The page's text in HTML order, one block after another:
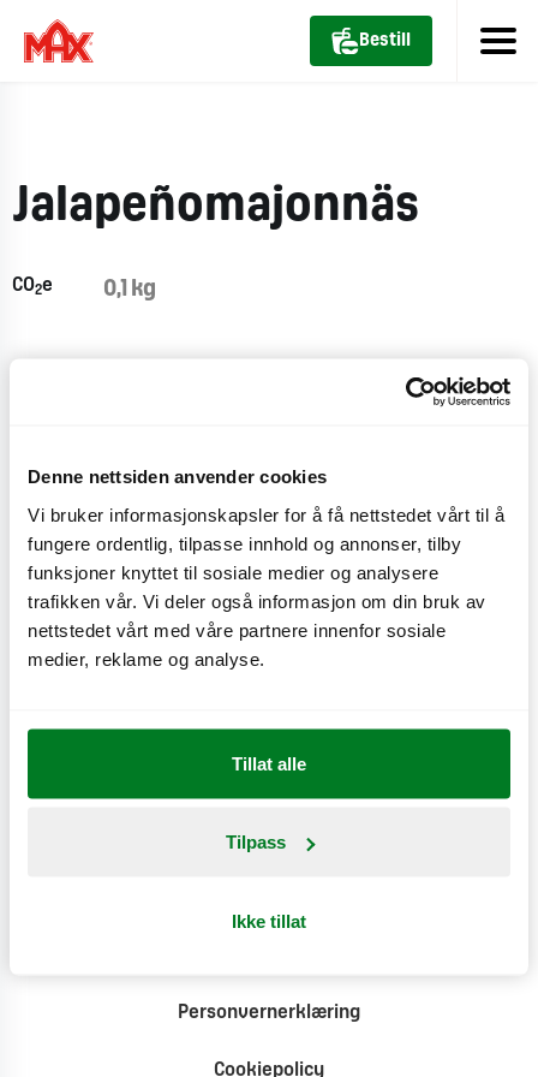
Denne nettsiden anvender cookies
Vi bruker informasjonskapsler for å få nettstedet vårt til å
fungere ordentlig, tilpasse innhold og annonser, tilby
funksjoner knyttet til sosiale medier og analysere
trafikken vår. Vi deler også informasjon om din bruk av
nettstedet vårt med våre partnere innenfor sosiale
medier, reklame og analyse.
Tillat alle
Tilpass
Ikke tillat
Bestill
Jalapeñomajonnäs
CO2e 0,1 kg
Næringsinnhold
Produktinformasjon
Klimat
Kontakt
Personvernerklæring
Cookiepolicy